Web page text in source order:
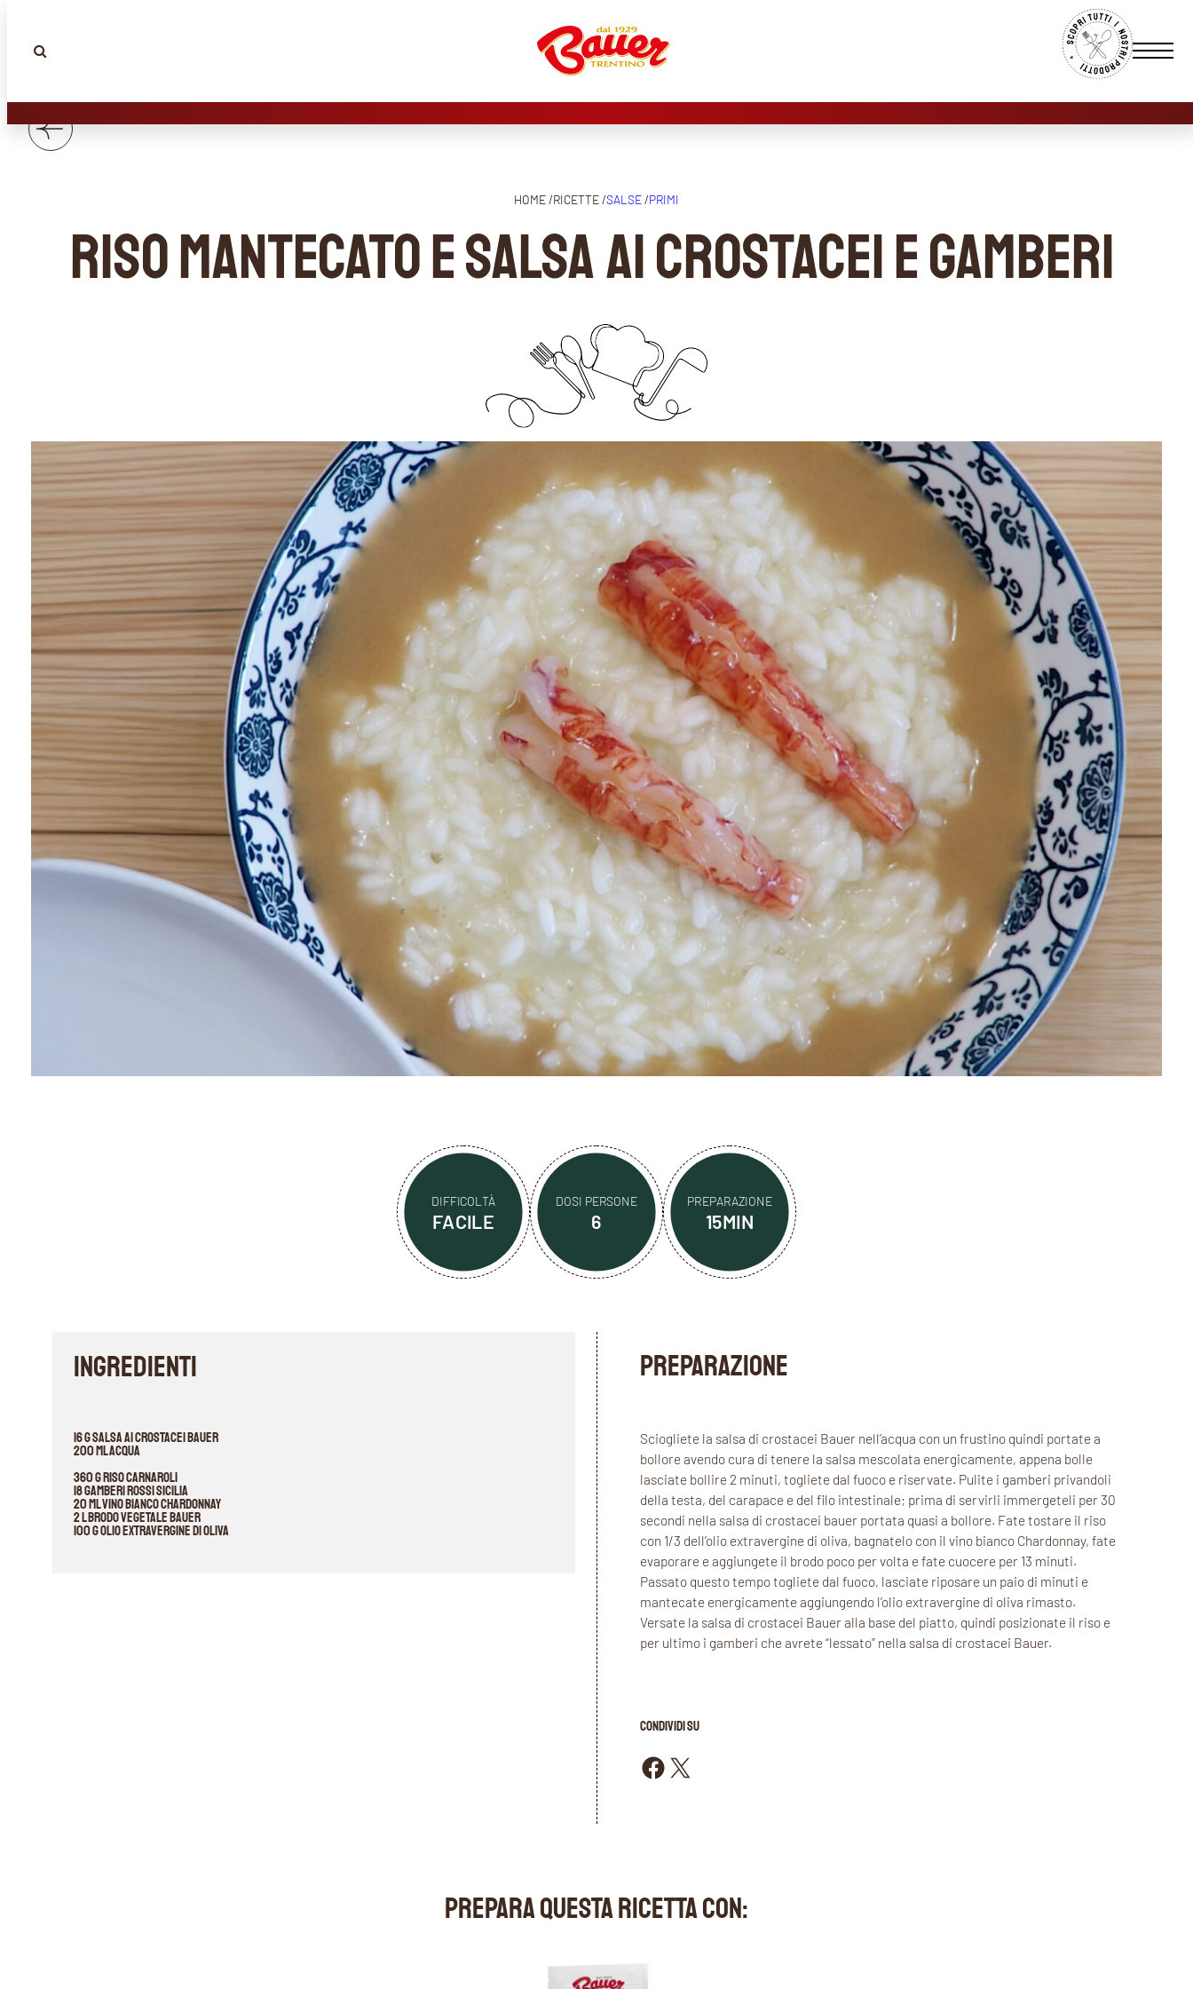
HOME /RICETTE /SALSE/PRIMI
Riso mantecato e salsa ai crostacei e gamberi
DIFFICOLTÀ
FACILE
DOSI PERSONE
6
PREPARAZIONE
15MIN
INGREDIENTI
16 g Salsa ai crostacei Bauer
200 ml acqua
360 g riso Carnaroli
18 gamberi rossi Sicilia
20 ml vino bianco Chardonnay
2 l brodo vegetale Bauer
100 g olio extravergine di oliva
PREPARAZIONE
Sciogliete la salsa di crostacei Bauer nell’acqua con un frustino quindi portate a
bollore avendo cura di tenere la salsa mescolata energicamente, appena bolle
lasciate bollire 2 minuti, togliete dal fuoco e riservate. Pulite i gamberi privandoli
della testa, del carapace e del filo intestinale; prima di servirli immergeteli per 30
secondi nella salsa di crostacei bauer portata quasi a bollore. Fate tostare il riso
con 1/3 dell’olio extravergine di oliva, bagnatelo con il vino bianco Chardonnay, fate
evaporare e aggiungete il brodo poco per volta e fate cuocere per 13 minuti.
Passato questo tempo togliete dal fuoco, lasciate riposare un paio di minuti e
mantecate energicamente aggiungendo l’olio extravergine di oliva rimasto.
Versate la salsa di crostacei Bauer alla base del piatto, quindi posizionate il riso e
per ultimo i gamberi che avrete “lessato” nella salsa di crostacei Bauer.
CONDIVIDI SU
Condividi su Facebook Condividi su X
PREPARA QUESTA RICETTA CON: